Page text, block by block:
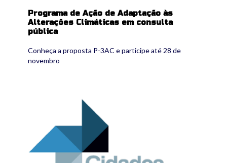
Programa de Ação de Adaptação às
Alterações Climáticas em consulta
pública
Conheça a proposta P-3AC e participe até 28 de
novembro